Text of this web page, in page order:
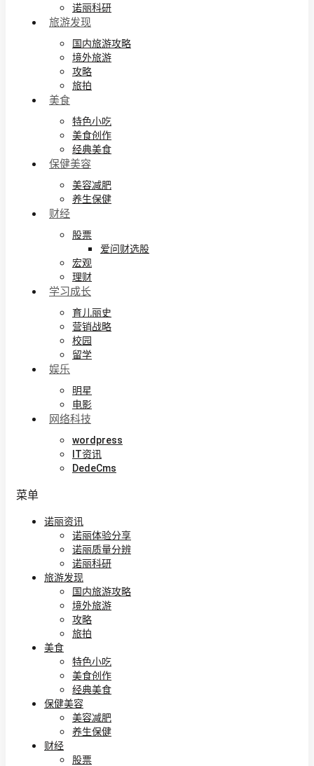
诺丽科研
旅游发现
国内旅游攻略
境外旅游
攻略
旅拍
美食
特色小吃
美食创作
经典美食
保健美容
美容减肥
养生保健
财经
股票
爱问财选股
宏观
理财
学习成长
育儿丽史
营销战略
校园
留学
娱乐
明星
电影
网络科技
wordpress
IT资讯
DedeCms
菜单
诺丽资讯
诺丽体验分享
诺丽质量分辨
诺丽科研
旅游发现
国内旅游攻略
境外旅游
攻略
旅拍
美食
特色小吃
美食创作
经典美食
保健美容
美容减肥
养生保健
财经
股票